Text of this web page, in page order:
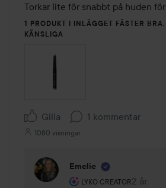
Torkar lite för snabbt på huden
1 PRODUKT I INLÄGGET FÄSTER
KÄNSLIGA
Gilla 1 kommentar
1080 visningar
Emelie
LYKO CREATOR
Användarens roll: Lyko
2 år